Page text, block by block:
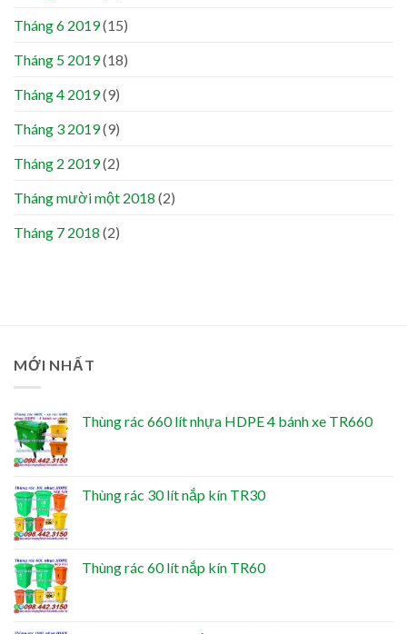
Tháng 6 2019(15)
Tháng 5 2019(18)
Tháng 4 2019(9)
Tháng 3 2019(9)
Tháng 2 2019(2)
Tháng mười một 2018 (2)
Tháng 7 2018 (2)
MỚI NHẤT
Thùng rác 660 lít nhựa HDPE 4 bánh xe TR660
Thùng rác 30 lít nắp kín TR30
Thùng rác 60 lít nắp kín TR60